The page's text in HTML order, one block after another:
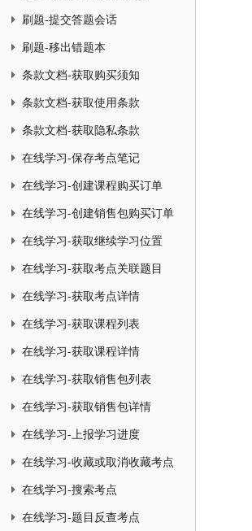
刷题-提交答题会话
刷题-移出错题本
条款文档-获取购买须知
条款文档-获取使用条款
条款文档-获取隐私条款
在线学习-保存考点笔记
在线学习-创建课程购买订单
在线学习-创建销售包购买订单
在线学习-获取继续学习位置
在线学习-获取考点关联题目
在线学习-获取考点详情
在线学习-获取课程列表
在线学习-获取课程详情
在线学习-获取销售包列表
在线学习-获取销售包详情
在线学习-上报学习进度
在线学习-收藏或取消收藏考点
在线学习-搜索考点
在线学习-题目反查考点